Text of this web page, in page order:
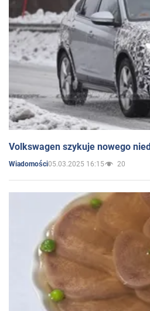
Volkswagen szykuje nowego
Wiadomości05.03.2025 16:15 20